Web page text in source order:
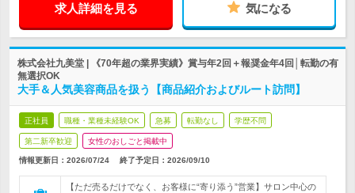
求人詳細を見る 気になる
株式会社九美堂 | 《70年超の業界実績》賞与年2回＋報奨金年4回│転勤の有
無選択OK
大手＆人気美容商品を扱う【商品紹介およびルート訪問】
正社員 職種・業種未経験OK 急募 転勤なし 学歴不問
第二新卒歓迎 女性のおしごと掲載中
情報更新日：2026/07/24 終了予定日： 2026/09/10
【ただ売るだけでなく、お客様に“寄り添う”営業】サロン中心の